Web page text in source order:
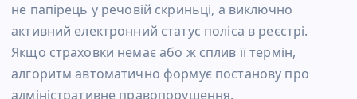
не папірець у речовій скриньці, а виключно
активний електронний статус поліса в реєстрі.
Якщо страховки немає або ж сплив її термін,
алгоритм автоматично формує постанову про
адміністративне правопорушення.